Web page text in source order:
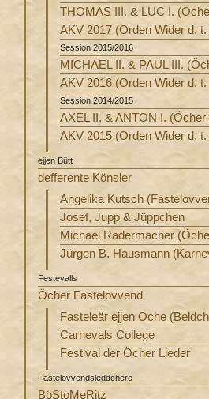
THOMAS III. & LUC I.
AKV 2017 (Orden Wider d.
Session 2015/2016
MICHAEL II. & PAUL III.
AKV 2016 (Orden Wider d.
Session 2014/2015
AXEL II. & ANTON I.
AKV 2015 (Orden Wider d.
ejjen Bütt
defferente Könsler
Angelika Kutsch
Josef, Jupp & Jüppchen
Michael Radermacher
Jürgen B. Hausmann
Festevalls
Öcher Fastelovvend
Fasteleär ejjen Oche
Carnevals College
Festival der Öcher Lieder
Fastelovvendsleddchere
BöStoMeRitz